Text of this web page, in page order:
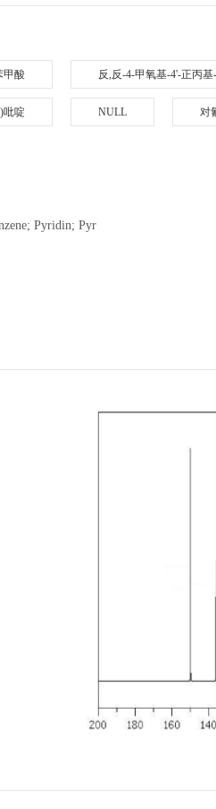
甲酸 反,反-4-甲氧基-4'-正丙
吡啶 NULL 对
Pyridin; Pyr